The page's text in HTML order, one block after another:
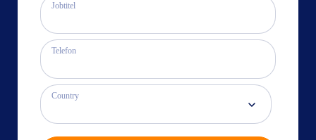
Jobtitel
Telefon
Country